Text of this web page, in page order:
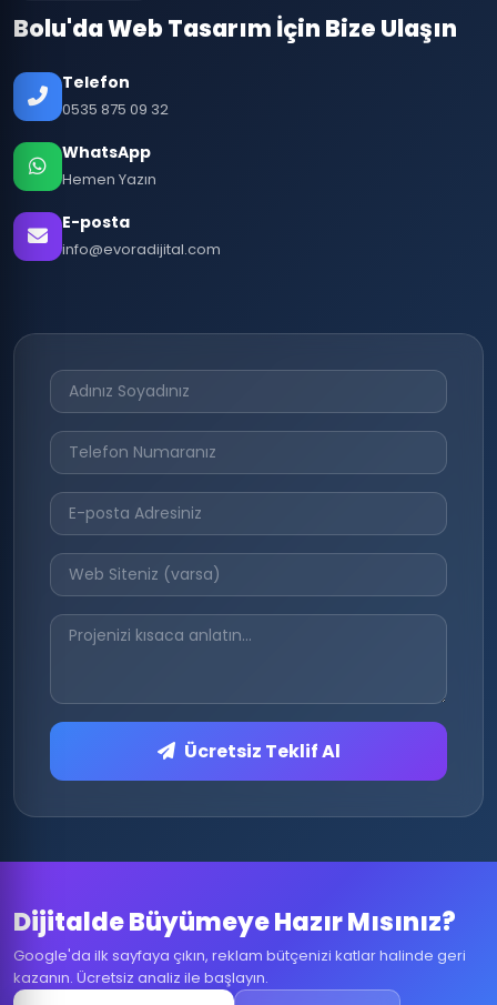
Bolu'da Web Tasarım İçin Bize Ulaşın
Telefon
0535 875 09 32
WhatsApp
Hemen Yazın
E-posta
info@evoradijital.com
Ücretsiz Teklif Al
Dijitalde Büyümeye Hazır Mısınız?
Google'da ilk sayfaya çıkın, reklam bütçenizi katlar halinde geri
kazanın. Ücretsiz analiz ile başlayın.